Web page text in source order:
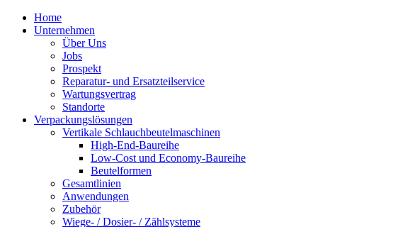
Home
Unternehmen
Über Uns
Jobs
Prospekt
Reparatur- und Ersatzteil­service
Wartungsvertrag
Standorte
Verpackungslösungen
Vertikale Schlauch­beutelmaschinen
High-End-Baureihe
Low-Cost und Economy-Baureihe
Beutelformen
Gesamtlinien
Anwendungen
Zubehör
Wiege- / Dosier- / Zählsysteme